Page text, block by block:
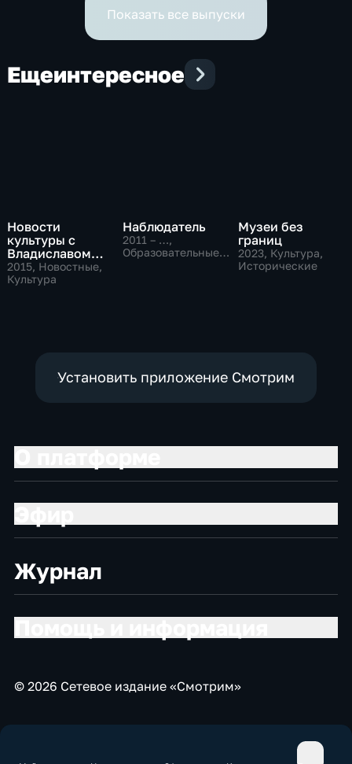
Показать все выпуски
Ещеинтересное
Новости
культуры с
Владиславом
Флярковским
2015, Новостные,
Культура
Наблюдатель
2011 – …,
Образовательные,
Музеи без
границ
2023, Культура,
Исторические
Установить приложение Смотрим
Журнал
© 2026 Сетевое издание «Смотрим»